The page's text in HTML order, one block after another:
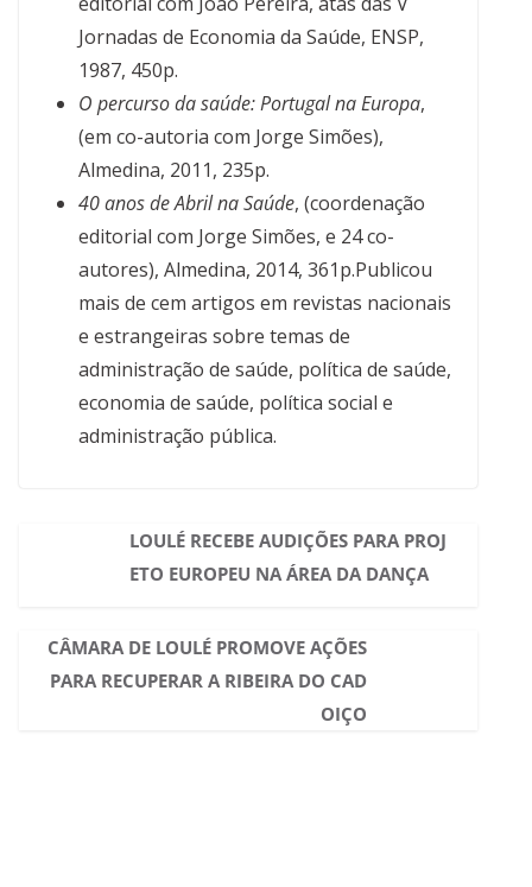
Jornadas de Economia da Saúde, ENSP,
1987, 450p.
O percurso da saúde: Portugal na Europa,
(em co-autoria com Jorge Simões),
Almedina, 2011, 235p.
40 anos de Abril na Saúde, (coordenação
editorial com Jorge Simões, e 24 co-
autores), Almedina, 2014, 361p.Publicou
mais de cem artigos em revistas nacionais
e estrangeiras sobre temas de
administração de saúde, política de saúde,
economia de saúde, política social e
administração pública.
LOULÉ RECEBE AUDIÇÕES PARA PROJ
ETO EUROPEU NA ÁREA DA DANÇA
CÂMARA DE LOULÉ PROMOVE AÇÕES
PARA RECUPERAR A RIBEIRA DO CAD
OIÇO